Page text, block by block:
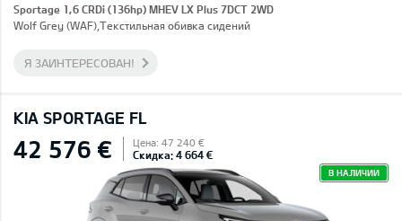
Sportage 1,6 CRDi (136hp) MHEV LX Plus 7DCT 2WD
Wolf Grey (WAF),Текстильная обивка сидений
Я ЗАИНТЕРЕСОВАН!
KIA SPORTAGE FL
42 576 € Цена: 47 240 €
Скидка: 4 664 €
В НАЛИЧИИ